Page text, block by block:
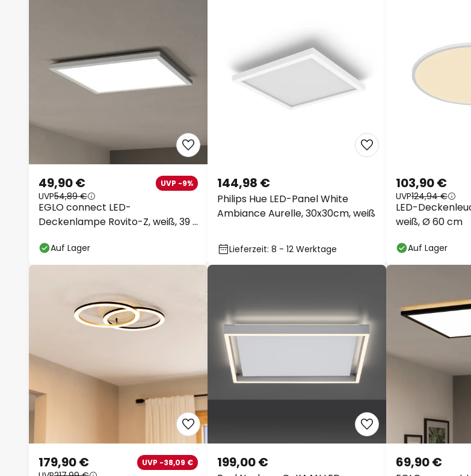
EGLO connect LED-
Deckenlampe Rovito-Z, weiß, 39 x
49,90 € UVP -9%
UVP54,89 €
Auf Lager
Philips Hue LED-Panel White
Ambiance Aurelle, 30x30cm, weiß
144,98 €
Lieferzeit: 8 - 12 Werktage
LED-
weiß, Ø 60 cm
103,90 €
UVP124,94 €
Auf Lager
179,90 € UVP -38,09 € 199,00 € 69,90 €